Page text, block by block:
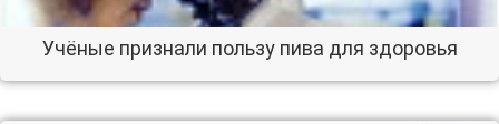
Учёные признали пользу пива для здоровья